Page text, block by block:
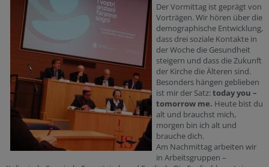
Der Vormittag ist geprägt von
Vorträgen. Wir hören über die
demographische Entwicklung,
dass drei soziale Kontakte in
der Woche die Gesundheit
steigern und dass die Zukunft
der Kirche die Älteren sind.
Besonders hängen geblieben
ist mir der Satz:today you –
tomorrow me. Heute bist du
alt und brauchst mich,
morgen bin ich alt und
brauche dich.
Am Nachmittag arbeiten wir
in Arbeitsgruppen –